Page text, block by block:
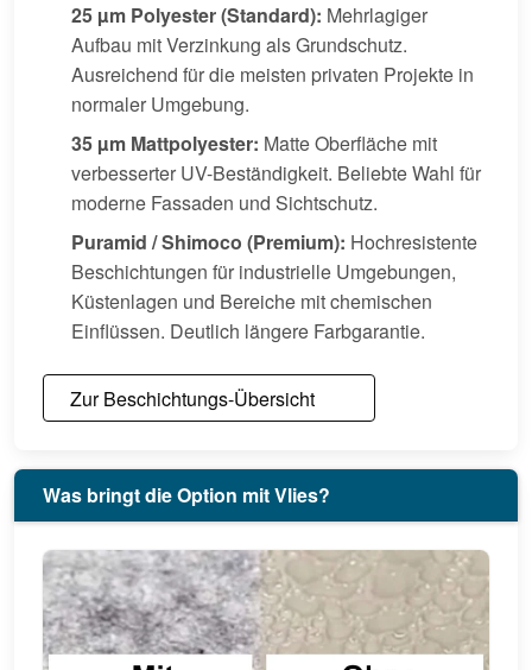
25 µm Polyester (Standard): Mehrlagiger
Aufbau mit Verzinkung als Grundschutz.
Ausreichend für die meisten privaten Projekte in
normaler Umgebung.
35 µm Mattpolyester: Matte Oberfläche mit
verbesserter UV-Beständigkeit. Beliebte Wahl für
moderne Fassaden und Sichtschutz.
Puramid / Shimoco (Premium): Hochresistente
Beschichtungen für industrielle Umgebungen,
Küstenlagen und Bereiche mit chemischen
Einflüssen. Deutlich längere Farbgarantie.
Zur Beschichtungs-Übersicht
Was bringt die Option mit Vlies?